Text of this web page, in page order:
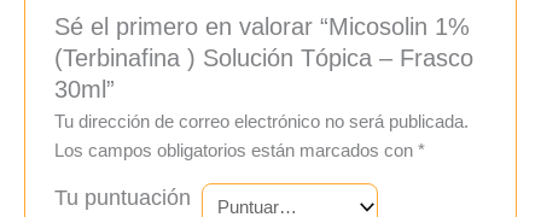
Sé el primero en valorar “Micosolin 1%
(Terbinafina ) Solución Tópica – Frasco
30ml”
Tu dirección de correo electrónico no será publicada.
Los campos obligatorios están marcados con*
Tu puntuación